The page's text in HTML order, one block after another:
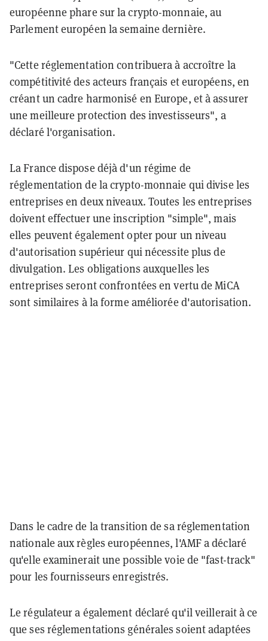
européenne phare sur la crypto-monnaie, au
Parlement européen la semaine dernière.
"Cette réglementation contribuera à accroître la
compétitivité des acteurs français et européens, en
créant un cadre harmonisé en Europe, et à assurer
une meilleure protection des investisseurs", a
déclaré l'organisation.
La France dispose déjà d'un régime de
réglementation de la crypto-monnaie qui divise les
entreprises en deux niveaux. Toutes les entreprises
doivent effectuer une inscription "simple", mais
elles peuvent également opter pour un niveau
d'autorisation supérieur qui nécessite plus de
divulgation. Les obligations auxquelles les
entreprises seront confrontées en vertu de MiCA
sont similaires à la forme améliorée d'autorisation.
Dans le cadre de la transition de sa réglementation
nationale aux règles européennes, l'AMF a déclaré
qu'elle examinerait une possible voie de "fast-track"
pour les fournisseurs enregistrés.
Le régulateur a également déclaré qu'il veillerait à ce
que ses réglementations générales soient adaptées